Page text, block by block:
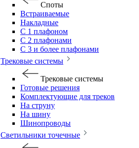
Споты
Встраиваемые
Накладные
С 1 плафоном
С 2 плафонами
С 3 и более плафонами
Трековые системы
Трековые системы
Готовые решения
Комплектующие для треков
На струну
На шину
Шинопроводы
Светильники точечные